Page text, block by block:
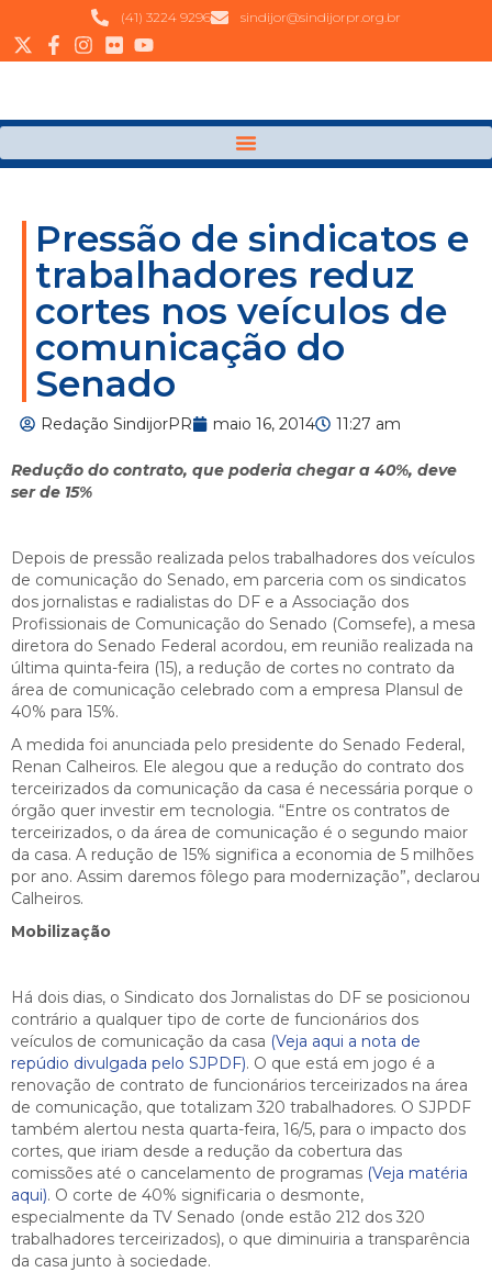
(41) 3224 9296 sindijor@sindijorpr.org.br
Pressão de sindicatos e
trabalhadores reduz
cortes nos veículos de
comunicação do
Senado
Redação SindijorPR maio 16, 2014 11:27 am
Redução do contrato, que poderia chegar a 40%, deve
ser de 15%
Depois de pressão realizada pelos trabalhadores dos veículos
de comunicação do Senado, em parceria com os sindicatos
dos jornalistas e radialistas do DF e a Associação dos
Profissionais de Comunicação do Senado (Comsefe), a mesa
diretora do Senado Federal acordou, em reunião realizada na
última quinta-feira (15), a redução de cortes no contrato da
área de comunicação celebrado com a empresa Plansul de
40% para 15%.
A medida foi anunciada pelo presidente do Senado Federal,
Renan Calheiros. Ele alegou que a redução do contrato dos
terceirizados da comunicação da casa é necessária porque o
órgão quer investir em tecnologia. “Entre os contratos de
terceirizados, o da área de comunicação é o segundo maior
da casa. A redução de 15% significa a economia de 5 milhões
por ano. Assim daremos fôlego para modernização”, declarou
Calheiros.
Mobilização
Há dois dias, o Sindicato dos Jornalistas do DF se posicionou
contrário a qualquer tipo de corte de funcionários dos
veículos de comunicação da casa (Veja aqui a nota de
repúdio divulgada pelo SJPDF). O que está em jogo é a
renovação de contrato de funcionários terceirizados na área
de comunicação, que totalizam 320 trabalhadores. O SJPDF
também alertou nesta quarta-feira, 16/5, para o impacto dos
cortes, que iriam desde a redução da cobertura das
comissões até o cancelamento de programas (Veja matéria
aqui). O corte de 40% significaria o desmonte,
especialmente da TV Senado (onde estão 212 dos 320
trabalhadores terceirizados), o que diminuiria a transparência
da casa junto à sociedade.